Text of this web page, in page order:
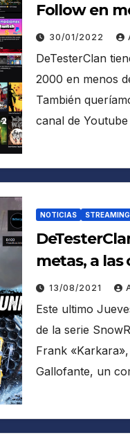
Follow en
vida del
30/01/2022
DeTesterClan
2000 en menos
También
canal de
NOTICIAS STREAMING
metas, a las
unen los
13/08/2021
Este ultimo
de la serie
Frank
Gallofante, un